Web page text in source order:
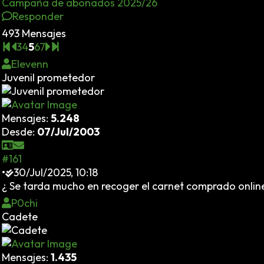
Responder
493 Mensajes
34567
Elevenn
Juvenil prometedor
Mensajes: 5.248
Desde: 07/Jul/2003
#161
•
30/Jul/2025, 10:18
¿ Se tarda mucho en recoger el carnet comprado
P0chi
Cadete
Mensajes: 1.435